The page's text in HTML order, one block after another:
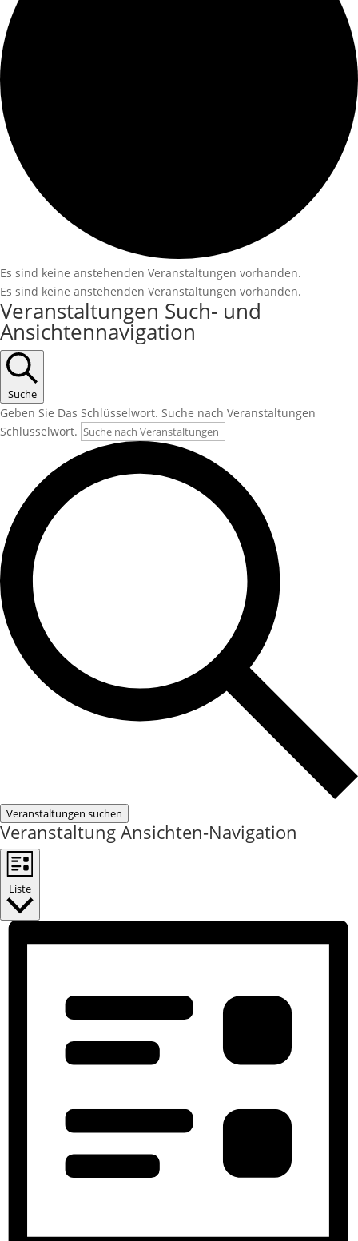
Es sind keine anstehenden Veranstaltungen vorhanden.
Es sind keine anstehenden Veranstaltungen vorhanden.
Veranstaltungen Such- und
Ansichtennavigation
Suche
Geben Sie Das Schlüsselwort. Suche nach Veranstaltungen
Schlüsselwort.
Veranstaltungen suchen
Veranstaltung Ansichten-Navigation
Liste